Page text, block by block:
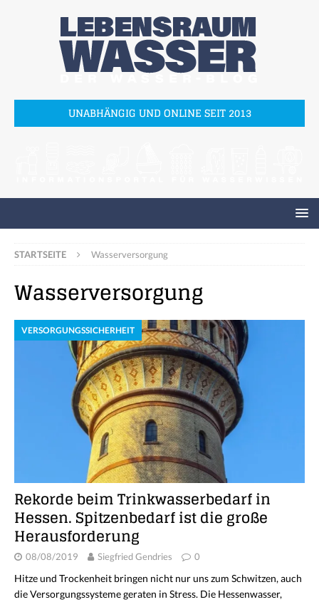
UNABHÄNGIG UND ONLINE SEIT 2013
STARTSEITE Wasserversorgung
Wasserversorgung
VERSORGUNGSSICHERHEIT
Rekorde beim Trinkwasserbedarf in
Hessen. Spitzenbedarf ist die große
Herausforderung
08/08/2019 Siegfried Gendries 0
Hitze und Trockenheit bringen nicht nur uns zum Schwitzen, auch
die Versorgungssysteme geraten in Stress. Die Hessenwasser,